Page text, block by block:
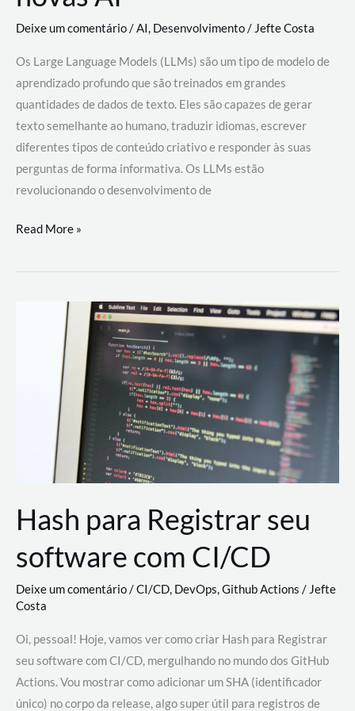
Deixe um comentário/AI, Desenvolvimento/ Jefte Costa
Os Large Language Models (LLMs) são um tipo de modelo de
aprendizado profundo que são treinados em grandes
quantidades de dados de texto. Eles são capazes de gerar
texto semelhante ao humano, traduzir idiomas, escrever
diferentes tipos de conteúdo criativo e responder às suas
perguntas de forma informativa. Os LLMs estão
revolucionando o desenvolvimento de
Large
Models
revolucionando
desenvolvimento
Read More »
Hash para Registrar seu
software com CI/CD
Deixe um comentário/CI/CD, DevOps,Github Actions /Jefte
Costa
Oi, pessoal! Hoje, vamos ver como criar Hash para Registrar
seu software com CI/CD, mergulhando no mundo dos GitHub
Actions. Vou mostrar como adicionar um SHA (identificador
único) no corpo da release, algo super útil para registros de